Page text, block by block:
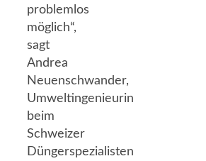
problemlos
möglich“,
sagt
Andrea
Neuenschwander,
Umweltingenieurin
beim
Schweizer
Düngerspezialisten